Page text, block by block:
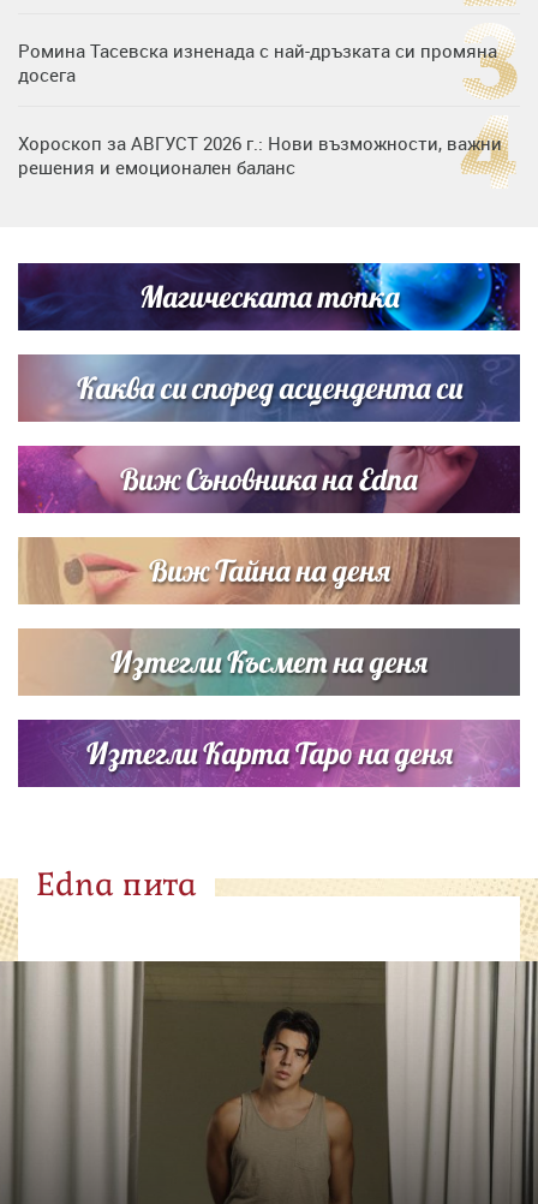
Ромина Тасевска изненада с най-дръзката си промяна
досега
Хороскоп за АВГУСТ 2026 г.: Нови възможности, важни
решения и емоционален баланс
си деца на семейна морска приказка
Звездна ваканция в Майорка: Дженифър Анистън,
Кортни Кокс и Джим Къртис заедно на яхта
Магическата топка
Каква си според асцендента си
Виж Съновника на Edna
Виж Тайна на деня
Изтегли Късмет на деня
Изтегли Карта Таро на деня
Edna пита